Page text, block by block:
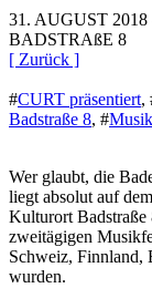
31. AUGUST
BADSTRAßE 8
[ Zurück ]
#CURT präsentiert,
Badstraße 8, #Musik
Wer glaubt, die
liegt absolut auf
Kulturort Badstraße
zweitägigen
Schweiz, Finnland,
wurden.